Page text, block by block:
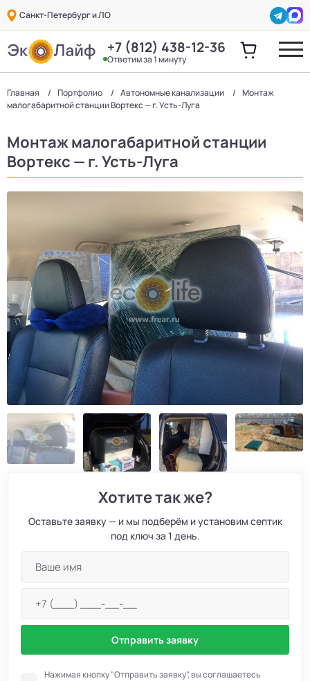
Санкт-Петербург и ЛО
+7 (812) 438-12-36
Ответим за 1 минуту
Главная Портфолио Автономные канализации
Монтаж
малогабаритной станции Вортекс — г. Усть-Луга
Монтаж малогабаритной станции
Вортекс — г. Усть-Луга
Хотите так же?
Оставьте заявку — и мы подберём и установим септик
под ключ за 1 день.
Отправить заявку
Нажимая кнопку "Отправить заявку", вы соглашаетесь